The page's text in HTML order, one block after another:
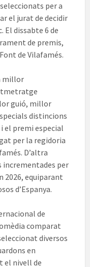
per a
el jurat de decidir
El dissabte 6 de
de premis,
de Vilafamés.
millor
guió, millor
distincions
el premi especial
per la regidoria
D’altra
incrementades per
2026, equiparant
d’Espanya.
de
comparat
diversos
en
el nivell de